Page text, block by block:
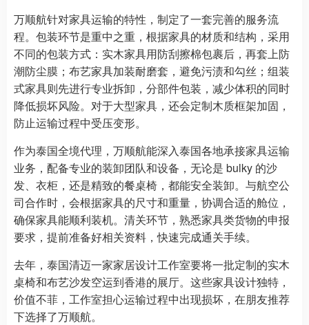
万顺航针对家具运输的特性，制定了一套完善的服务流
程。包装环节是重中之重，根据家具的材质和结构，采用
不同的包装方式：实木家具用防刮擦棉包裹后，再套上防
潮防尘膜；布艺家具加装耐磨套，避免污渍和勾丝；组装
式家具则先进行专业拆卸，分部件包装，减少体积的同时
降低损坏风险。对于大型家具，还会定制木质框架加固，
防止运输过程中受压变形。
作为泰国全境代理，万顺航能深入泰国各地承接家具运输
业务，配备专业的装卸团队和设备，无论是 bulky 的沙
发、衣柜，还是精致的餐桌椅，都能安全装卸。与航空公
司合作时，会根据家具的尺寸和重量，协调合适的舱位，
确保家具能顺利装机。清关环节，熟悉家具类货物的申报
要求，提前准备好相关资料，快速完成通关手续。
去年，泰国清迈一家家居设计工作室要将一批定制的实木
桌椅和布艺沙发空运到香港的展厅。这些家具设计独特，
价值不菲，工作室担心运输过程中出现损坏，在朋友推荐
下选择了万顺航。